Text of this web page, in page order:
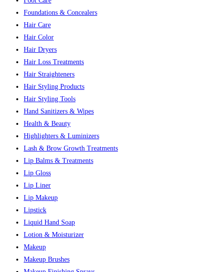
Foundations & Concealers
Hair Care
Hair Color
Hair Dryers
Hair Loss Treatments
Hair Straighteners
Hair Styling Products
Hair Styling Tools
Hand Sanitizers & Wipes
Health & Beauty
Highlighters & Luminizers
Lash & Brow Growth Treatments
Lip Balms & Treatments
Lip Gloss
Lip Liner
Lip Makeup
Lipstick
Liquid Hand Soap
Lotion & Moisturizer
Makeup
Makeup Brushes